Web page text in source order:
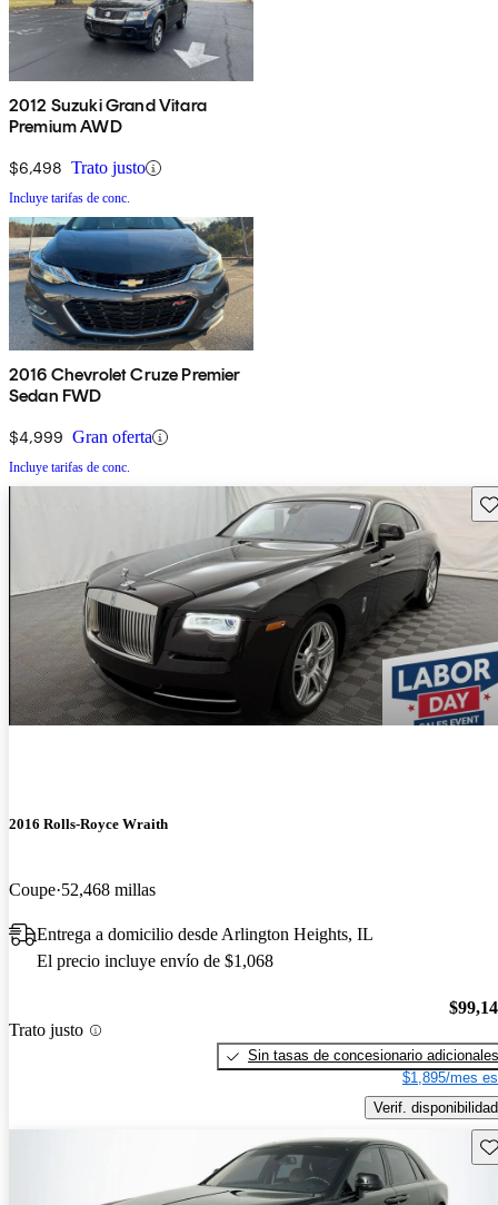
2012 Suzuki Grand Vitara
Premium AWD
$6,498 Trato justo
Incluye tarifas de conc.
2016 Chevrolet Cruze Premier
Sedan FWD
$4,999 Gran oferta
Incluye tarifas de conc.
2016 Rolls-Royce Wraith
Coupe 52,468 millas
Entrega a domicilio desde Arlington Heights, IL
El precio incluye envío de $1,068
Trato justo
Sin tasas de concesionario adicionales
$1,895/mes
Verif. disponibilidad